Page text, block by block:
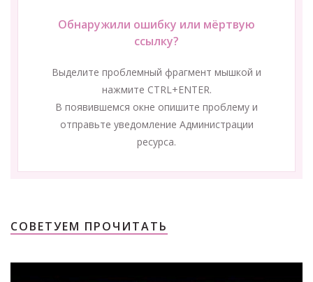
Обнаружили ошибку или мёртвую
ссылку?
Выделите проблемный фрагмент мышкой и
нажмите CTRL+ENTER.
В появившемся окне опишите проблему и
отправьте уведомление Администрации
ресурса.
СОВЕТУЕМ ПРОЧИТАТЬ